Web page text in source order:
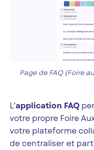
Page de FAQ (Foire
L’application FAQ
votre propre Foire
votre plateforme
de centraliser et